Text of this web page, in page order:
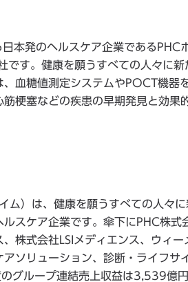
本発のヘルスケア企業であるPHC
す。健康を願うすべての人々に
血糖値測定システムやPOCT機器
梗塞などの疾患の早期発見と効果
）は、健康を願うすべての人々
スケア企業です。傘下にPHC株式
株式会社LSIメディエンス、ウィー
ソリューション、診断・ライフサ
グループ連結売上収益は3,539億